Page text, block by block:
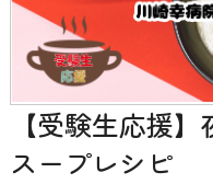
【受験生応援
スープレシピ